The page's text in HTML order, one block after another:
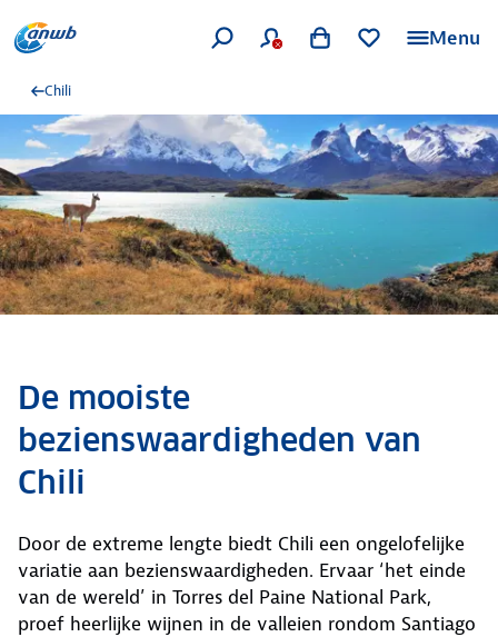
Menu
Chili
De mooiste
bezienswaardigheden van
Chili
Door de extreme lengte biedt Chili een ongelofelijke
variatie aan bezienswaardigheden. Ervaar ‘het einde
van de wereld’ in Torres del Paine National Park,
proef heerlijke wijnen in de valleien rondom Santiago